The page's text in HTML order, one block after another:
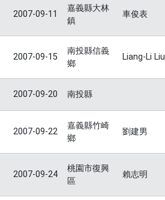
2007-09-11
嘉義縣大林
鎮
車俊表
2007-09-15
南投縣信義
鄉
Liang-Li Liu
2007-09-20 南投縣
2007-09-22
嘉義縣竹崎
鄉
劉建男
2007-09-24
桃園市復興
區
賴志明